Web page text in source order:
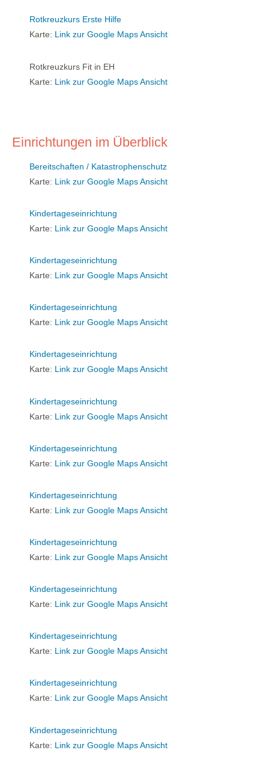
Rotkreuzkurs Erste Hilfe
Karte: Link zur Google Maps Ansicht
Rotkreuzkurs Fit in EH
Karte: Link zur Google Maps Ansicht
Einrichtungen im Überblick
Bereitschaften / Katastrophenschutz
Karte: Link zur Google Maps Ansicht
Kindertageseinrichtung
Karte: Link zur Google Maps Ansicht
Kindertageseinrichtung
Karte: Link zur Google Maps Ansicht
Kindertageseinrichtung
Karte: Link zur Google Maps Ansicht
Kindertageseinrichtung
Karte: Link zur Google Maps Ansicht
Kindertageseinrichtung
Karte: Link zur Google Maps Ansicht
Kindertageseinrichtung
Karte: Link zur Google Maps Ansicht
Kindertageseinrichtung
Karte: Link zur Google Maps Ansicht
Kindertageseinrichtung
Karte: Link zur Google Maps Ansicht
Kindertageseinrichtung
Karte: Link zur Google Maps Ansicht
Kindertageseinrichtung
Karte: Link zur Google Maps Ansicht
Kindertageseinrichtung
Karte: Link zur Google Maps Ansicht
Kindertageseinrichtung
Karte: Link zur Google Maps Ansicht